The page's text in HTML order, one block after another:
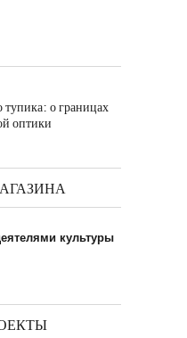
тупика: о границах
оптики
культуры